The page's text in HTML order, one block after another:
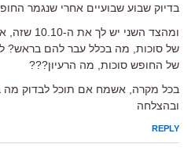
בדיוק שבוע שבועיים אחרי שנגמר
ומהצד
של סוכות, מה בכלל עבר להם בראש?
של החופש סוכות, מה הרעיון???
בכל מקרה, אשמח אם תוכל לבדוק מה
ובהצלחה
REPLY